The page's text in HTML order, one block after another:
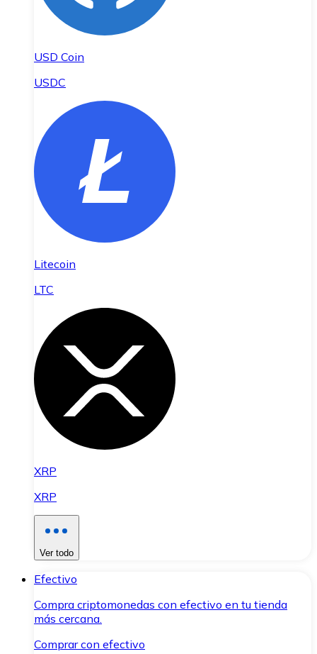
USD Coin
USDC
Litecoin
LTC
XRP
XRP
Ver todo
Efectivo
Compra criptomonedas con efectivo en tu tienda
más cercana.
Comprar con efectivo